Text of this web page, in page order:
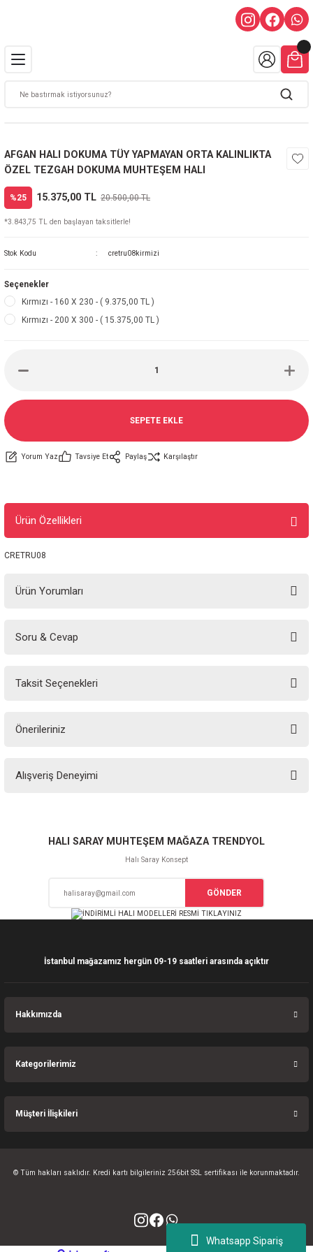
Whatsapp Sipariş
AFGAN HALI DOKUMA TÜY YAPMAYAN ORTA KALINLIKTA
ÖZEL TEZGAH DOKUMA MUHTEŞEM HALI
%25 15.375,00 TL 20.500,00 TL
*3.843,75 TL den başlayan taksitlerle!
Stok Kodu cretru08kirmizi
Seçenekler
Kırmızı - 160 X 230 - ( 9.375,00 TL )
Kırmızı - 200 X 300 - ( 15.375,00 TL )
SEPETE EKLE
Yorum Yaz Tavsiye Et Paylaş Karşılaştır
Ürün Özellikleri
CRETRU08
Ürün Yorumları
Soru & Cevap
Taksit Seçenekleri
Önerileriniz
yetersiz gördüğünüz noktaları öneri formunu kullanarak tarafımıza
Ürün resmi kalitesiz, bozuk veya görüntülenemiyor.
Ürün açıklamasında eksik bilgiler bulunuyor.
Bu ürüne benzer farklı alternatifler olmalı.
Alışveriş Deneyimi
Sitemize ilk yorumu siz yapın!
HALI SARAY MUHTEŞEM MAĞAZA TRENDYOL
Halı Saray Konsept
GÖNDER
İstanbul mağazamız hergün 09-19 saatleri arasında açıktır
Hakkımızda
Kategorilerimiz
Müşteri İlişkileri
© Tüm hakları saklıdır. Kredi kartı bilgileriniz 256bit SSL sertifikası ile korunmaktadır.